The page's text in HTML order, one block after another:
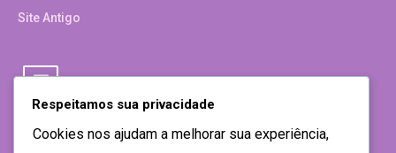
Site Antigo
Respeitamos sua privacidade
Cookies nos ajudam a melhorar sua experiência,